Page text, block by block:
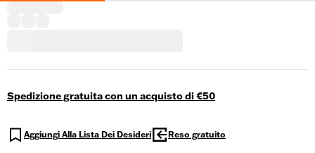
Spedizione gratuita con un acquisto di €50
Aggiungi Alla Lista Dei Desideri Reso gratuito